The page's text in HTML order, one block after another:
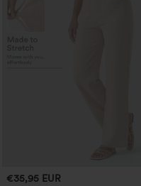
€35,95 EUR